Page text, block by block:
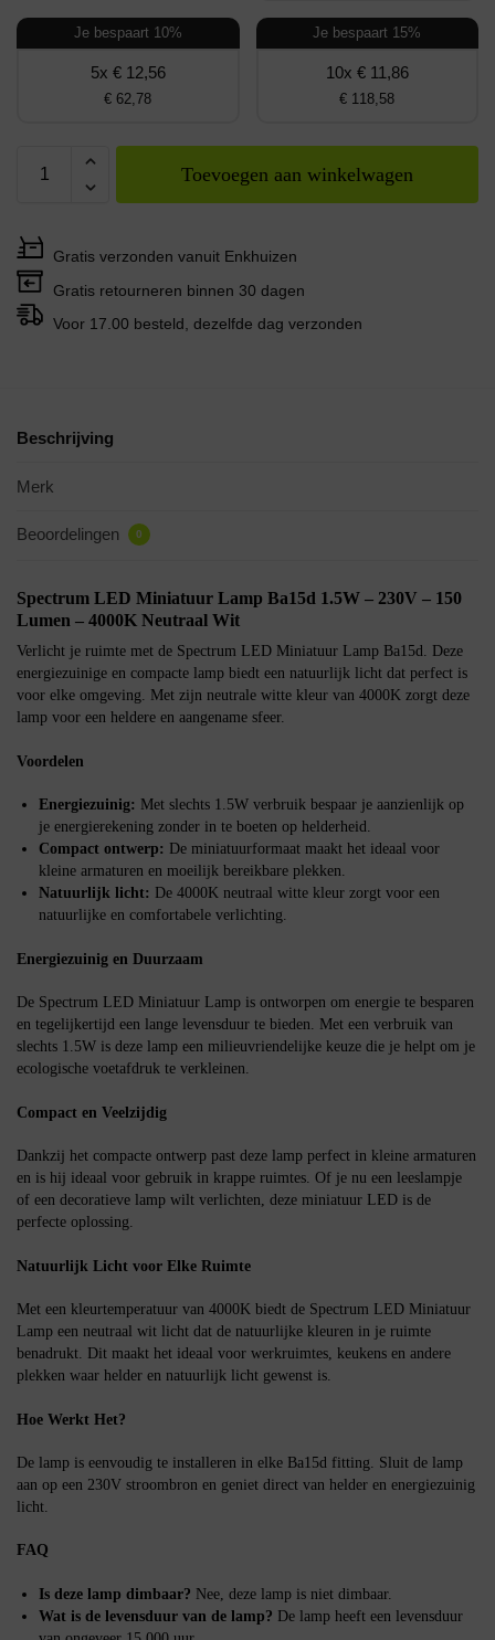
Je bespaart 10%
5x € 12,56
€ 62,78
Je bespaart 15%
10x € 11,86
€ 118,58
Toevoegen aan winkelwagen
Gratis verzonden vanuit Enkhuizen
Gratis retourneren binnen 30 dagen
Voor 17.00 besteld, dezelfde dag verzonden
Beschrijving
Merk
Beoordelingen 0
Spectrum LED Miniatuur Lamp Ba15d 1.5W – 230V – 150
Lumen – 4000K Neutraal Wit
Verlicht je ruimte met de Spectrum LED Miniatuur Lamp Ba15d. Deze
energiezuinige en compacte lamp biedt een natuurlijk licht dat perfect is
voor elke omgeving. Met zijn neutrale witte kleur van 4000K zorgt deze
lamp voor een heldere en aangename sfeer.
Voordelen
Energiezuinig: Met slechts 1.5W verbruik bespaar je aanzienlijk op
je energierekening zonder in te boeten op helderheid.
Compact ontwerp: De miniatuurformaat maakt het ideaal voor
kleine armaturen en moeilijk bereikbare plekken.
Natuurlijk licht: De 4000K neutraal witte kleur zorgt voor een
natuurlijke en comfortabele verlichting.
Energiezuinig en Duurzaam
De Spectrum LED Miniatuur Lamp is ontworpen om energie te besparen
en tegelijkertijd een lange levensduur te bieden. Met een verbruik van
slechts 1.5W is deze lamp een milieuvriendelijke keuze die je helpt om je
ecologische voetafdruk te verkleinen.
Compact en Veelzijdig
Dankzij het compacte ontwerp past deze lamp perfect in kleine armaturen
en is hij ideaal voor gebruik in krappe ruimtes. Of je nu een leeslampje
of een decoratieve lamp wilt verlichten, deze miniatuur LED is de
perfecte oplossing.
Natuurlijk Licht voor Elke Ruimte
Met een kleurtemperatuur van 4000K biedt de Spectrum LED Miniatuur
Lamp een neutraal wit licht dat de natuurlijke kleuren in je ruimte
benadrukt. Dit maakt het ideaal voor werkruimtes, keukens en andere
plekken waar helder en natuurlijk licht gewenst is.
Hoe Werkt Het?
De lamp is eenvoudig te installeren in elke Ba15d fitting. Sluit de lamp
aan op een 230V stroombron en geniet direct van helder en energiezuinig
licht.
FAQ
Is deze lamp dimbaar? Nee, deze lamp is niet dimbaar.
Wat is de levensduur van de lamp? De lamp heeft een levensduur